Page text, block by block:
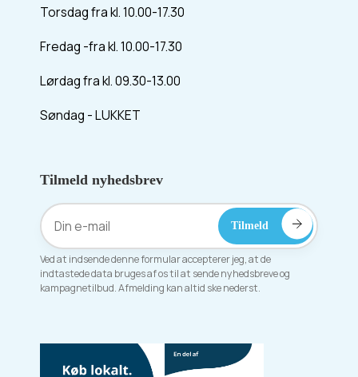
Torsdag fra kl. 10.00-17.30
Fredag -fra kl. 10.00-17.30
Lørdag fra kl. 09.30-13.00
Søndag - LUKKET
Tilmeld nyhedsbrev
Ved at indsende denne formular accepterer jeg, at de
indtastede data bruges af os til at sende nyhedsbreve og
kampagnetilbud. Afmelding kan altid ske nederst.